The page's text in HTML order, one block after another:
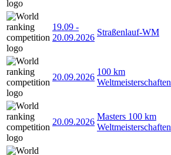
19.09 -
20.09.2026
Straßenlauf-WM
20.09.2026
100 km
Weltmeisterschaften
20.09.2026
Masters 100 km
Weltmeisterschaften